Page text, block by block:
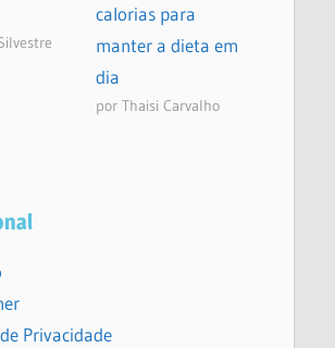
calorias para
manter a dieta em
dia
por Thaisi Carvalho
Privacidade